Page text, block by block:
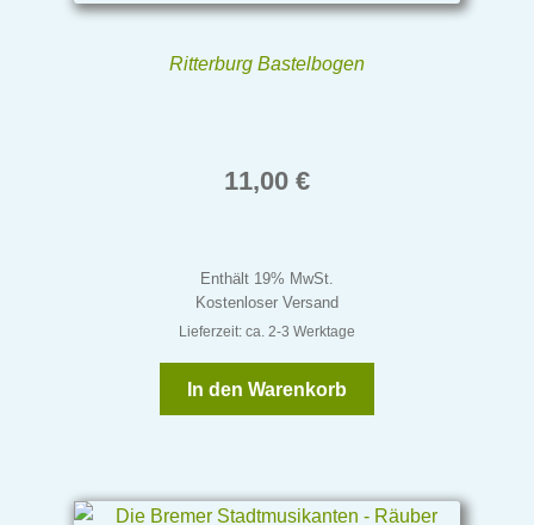
Ritterburg Bastelbogen
11,00 €
Enthält 19% MwSt.
Kostenloser Versand
Lieferzeit: ca. 2-3 Werktage
In den Warenkorb